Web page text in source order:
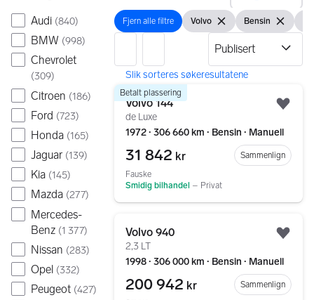
Audi (840)
BMW (998)
Chevrolet
(309)
Citroen (186)
Ford (723)
Honda (165)
Jaguar (139)
Kia (145)
Mazda (277)
Mercedes-
Benz (1 377)
Nissan (283)
Opel (332)
Peugeot (427)
Fjern alle filtre
Fjern alle filtre Vis filter
Volvo Fjern filteret
Vis filter
Bensin Fjern
367 resultater
Betalt plassering
Volvo 144
de Luxe
1972 ∙ 306 660 km ∙ Bensin ∙ Manuell
31 842 kr
Sammenlign
Fauske
Smidig bilhandel – Privat
Gå til annonsen
Volvo 940
2,3 LT
1998 ∙ 306 000 km ∙ Bensin ∙ Manuell
200 942 kr
Sammenlign